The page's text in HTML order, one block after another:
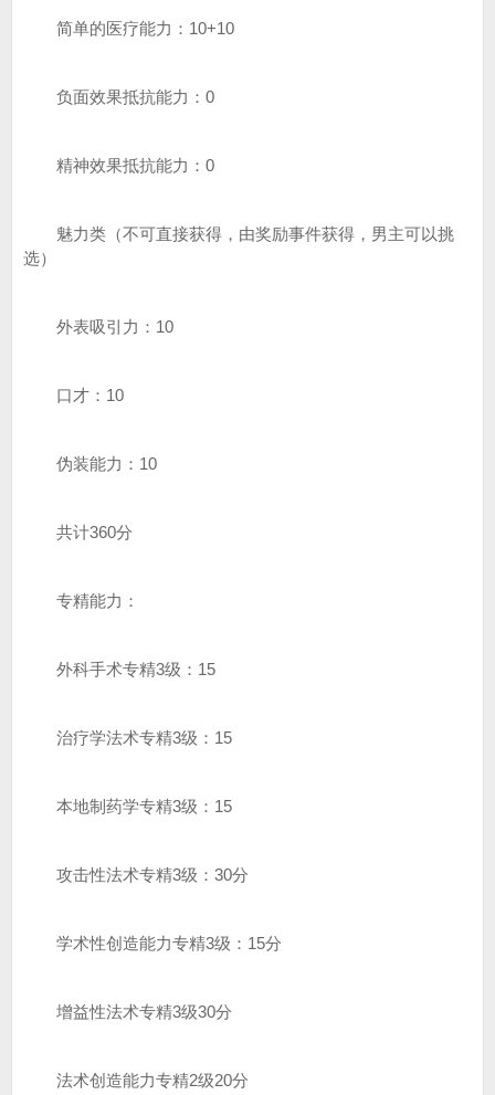
简单的医疗能力：10+10
负面效果抵抗能力：0
精神效果抵抗能力：0
魅力类（不可直接获得，由奖励事件获得，男主可以挑
选）
外表吸引力：10
口才：10
伪装能力：10
共计360分
专精能力：
外科手术专精3级：15
治疗学法术专精3级：15
本地制药学专精3级：15
攻击性法术专精3级：30分
学术性创造能力专精3级：15分
增益性法术专精3级30分
法术创造能力专精2级20分